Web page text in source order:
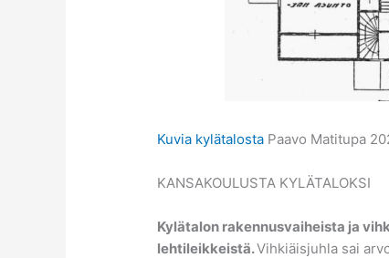
Kuvia kylätalosta Paavo Matitupa
KANSAKOULUSTA KYLÄTALOKSI
Kylätalon rakennusvaiheista ja
lehtileikkeistä.Vihkiäisjuhla sai